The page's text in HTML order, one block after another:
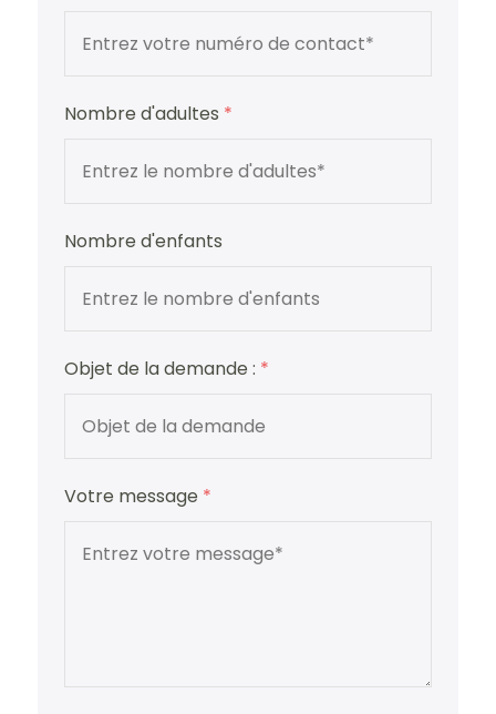
Nombre d'adultes *
Nombre d'enfants
Objet de la demande : *
Votre message *